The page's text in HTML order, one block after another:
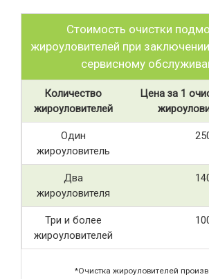
Стоимость очистки
жироуловителей при
сервисному
Количество
жироуловителей
Цена за 1
Один
жироуловитель
Два
жироуловителя
Три и более
жироуловителей
*Очистка жироуловителей